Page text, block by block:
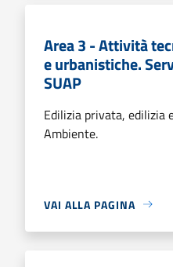
Area 3 - Attività
e urbanistiche.
SUAP
Edilizia privata, edilizia
Ambiente.
VAI ALLA PAGINA